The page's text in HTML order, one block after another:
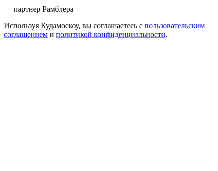
— партнер Рамблера
Используя Кудамоскоу, вы соглашаетесь с пользовательским
соглашением и политикой конфиденциальности.